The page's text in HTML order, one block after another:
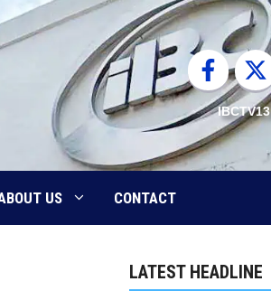
IBCTV13
US CONTACT
LATEST HEADLINE